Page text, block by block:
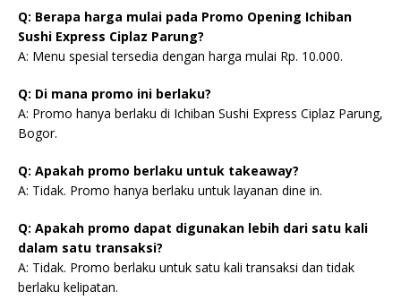
Q: Berapa harga mulai pada Promo Opening Ichiban
Sushi Express Ciplaz Parung?
A: Menu spesial tersedia dengan harga mulai Rp. 10.000.
Q: Di mana promo ini berlaku?
A: Promo hanya berlaku di Ichiban Sushi Express Ciplaz Parung,
Bogor.
Q: Apakah promo berlaku untuk takeaway?
A: Tidak. Promo hanya berlaku untuk layanan dine in.
Q: Apakah promo dapat digunakan lebih dari satu kali
dalam satu transaksi?
A: Tidak. Promo berlaku untuk satu kali transaksi dan tidak
berlaku kelipatan.